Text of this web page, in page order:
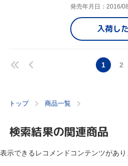
発売年月日：2016/
入荷し
1 2
トップ 商品一覧
検索結果の関連商品
表示できるレコメンドコンテンツがあり